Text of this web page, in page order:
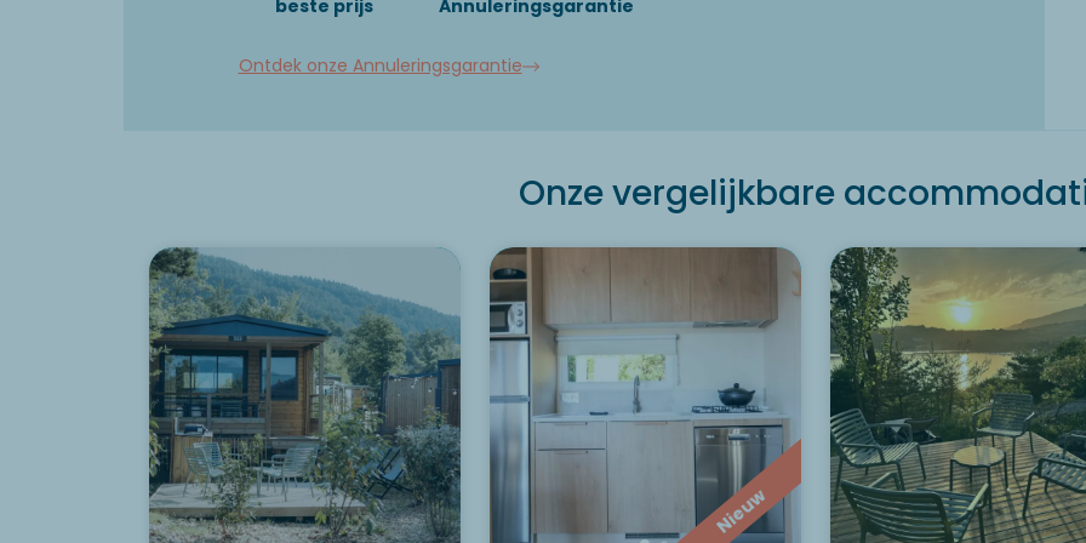
beste prijs Annuleringsgarantie
Ontdek onze Annuleringsgarantie
Onze vergelijkbare
Nieuw